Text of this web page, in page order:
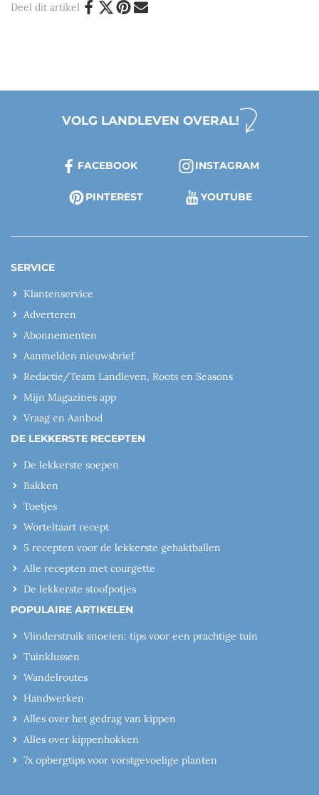
Deel dit artikel
VOLG LANDLEVEN OVERAL!
FACEBOOK INSTAGRAM
PINTEREST YOUTUBE
SERVICE
Klantenservice
Adverteren
Abonnementen
Aanmelden nieuwsbrief
Redactie/Team Landleven, Roots en Seasons
Mijn Magazines app
Vraag en Aanbod
DE LEKKERSTE RECEPTEN
De lekkerste soepen
Bakken
Toetjes
Worteltaart recept
5 recepten voor de lekkerste gehaktballen
Alle recepten met courgette
De lekkerste stoofpotjes
POPULAIRE ARTIKELEN
Vlinderstruik snoeien: tips voor een prachtige tuin
Tuinklussen
Wandelroutes
Handwerken
Alles over het gedrag van kippen
Alles over kippenhokken
7x opbergtips voor vorstgevoelige planten